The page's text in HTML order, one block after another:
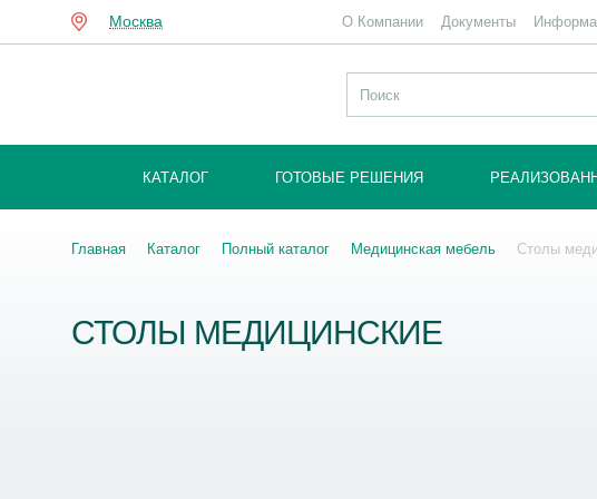
Москва О Компании Документы
КАТАЛОГ ГОТОВЫЕ РЕШЕНИЯ
Главная Каталог Полный каталог Медицинская мебель Столы
СТОЛЫ МЕДИЦИНСКИЕ